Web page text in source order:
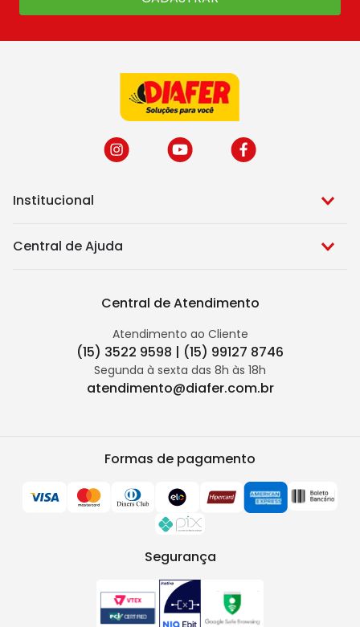
Institucional
Central de Ajuda
Central de Atendimento
Atendimento ao Cliente
(15) 3522 9598 | (15) 99127 8746
Segunda à sexta das 8h às 18h
atendimento@diafer.com.br
Formas de pagamento
Segurança